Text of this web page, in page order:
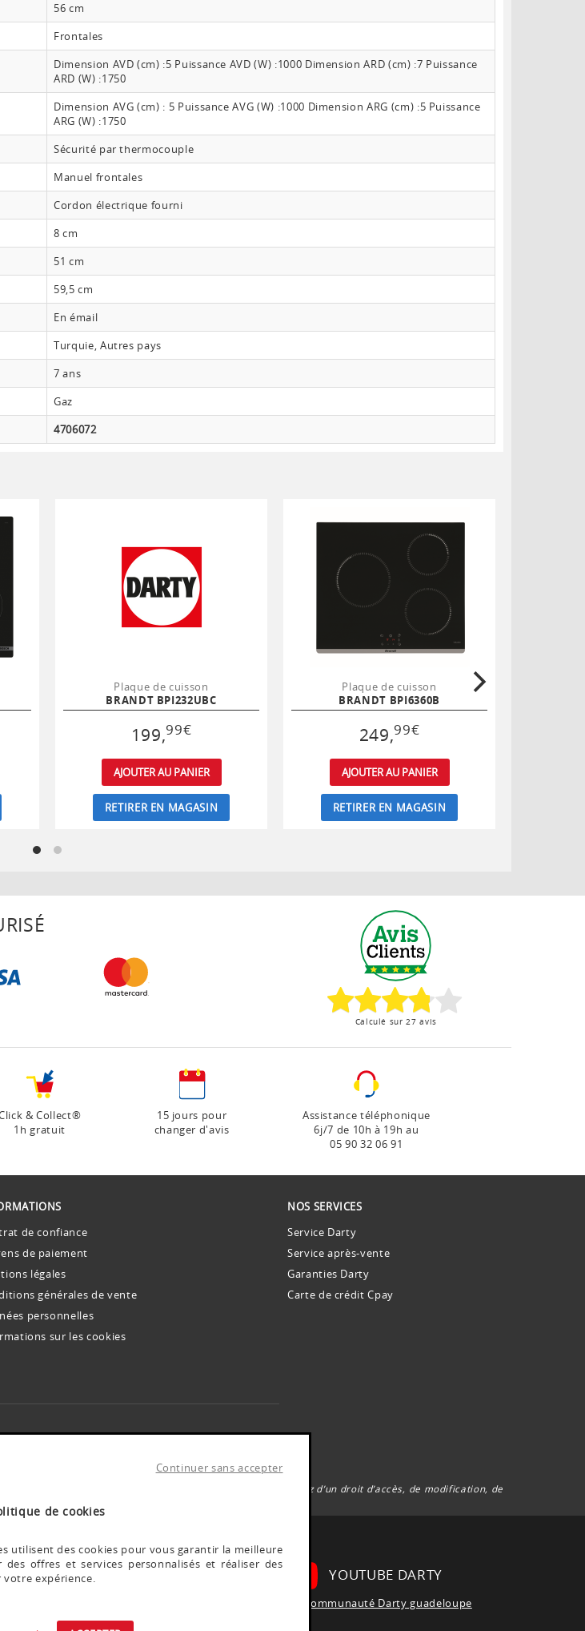
56 cm
Frontales
Dimension AVD (cm) :5 Puissance AVD (W) :1000 Dimension ARD (cm) :7 Puissance
ARD (W) :1750
Dimension AVG (cm) : 5 Puissance AVG (W) :1000 Dimension ARG (cm) :5 Puissance
ARG (W) :1750
Sécurité par thermocouple
Manuel frontales
Cordon électrique fourni
8 cm
51 cm
59,5 cm
En émail
Turquie, Autres pays
7 ans
Gaz
4706072
Plaque de cuisson
BRANDT BPI232UBC
199,99€
AJOUTER AU PANIER
RETIRER EN MAGASIN
Plaque de cuisson
BRANDT BPI6360B
249,99€
AJOUTER AU PANIER
RETIRER EN MAGASIN
de cookies
Continuer sans accepter
utilisent des cookies pour vous garantir la meilleure
offres et services personnalisés et réaliser des
expérience.
Calculé sur 27 avis
& Collect®
1h gratuit
15 jours pour
changer d'avis
Assistance téléphonique
6j/7 de 10h à 19h au
05 90 32 06 91
de confiance
de paiement
légales
générales de vente
personnelles
sur les cookies
NOS SERVICES
Service Darty
Service après-vente
Garanties Darty
Carte de crédit Cpay
vous envoyer notre newsletter.
européen 2016/679 du 27 avril 2016, vous disposez d’un droit d’accès, de modification, de
INSTAGRAM DARTY YOUTUBE DARTY
Rejoignez la communauté Darty guadeloupe